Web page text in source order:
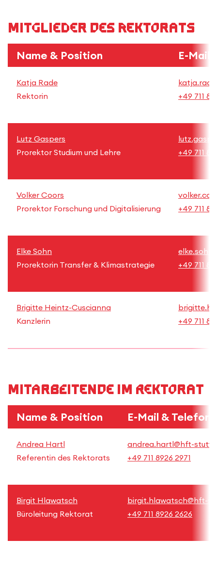
Mitglieder des Rektorats
Name & Position E-Mail
Katja Rade
Rektorin
+49 711
Lutz Gaspers
Prorektor Studium und Lehre
+49 711
Volker Coors
Prorektor Forschung und Digitalisierung
+49 711
Elke Sohn
Prorektorin Transfer & Klimastrategie
+49 711
Brigitte Heintz-Cuscianna
Kanzlerin
+49 711
Mitarbeitende im Rektorat
Name & Position E-Mail & Telefon
Andrea Hartl
Referentin des Rektorats
andrea.hartl@hft-
+49 711 8926 2971
Birgit Hlawatsch
Büroleitung Rektorat
birgit.hlawatsch@hft-
+49 711 8926 2626